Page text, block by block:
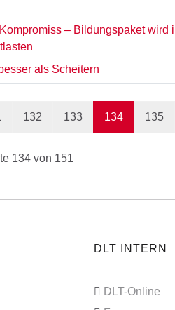
– Bildungspaket wird
als Scheitern
132 133 134 135
134 von 151
DLT INTERN
DLT-Online